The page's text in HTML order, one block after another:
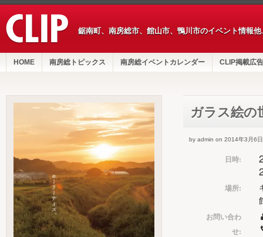
鋸南町、南房総市、館山市、鴨川市のイベント情報
HOME 南房総トピックス 南房総イベントカレンダー CLIP掲載広告
ガラス絵の
by admin on 2014年3月6日
日時:
場所:
お問い合わ
せ: